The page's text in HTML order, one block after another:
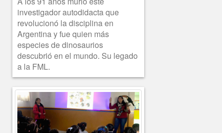
investigador autodidacta que
revolucionó la disciplina en
Argentina y fue quien más
especies de dinosaurios
descubrió en el mundo. Su legado
a la FML.